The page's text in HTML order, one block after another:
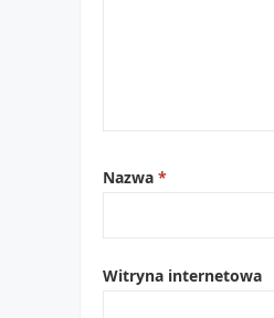
Nazwa *
Witryna internetowa